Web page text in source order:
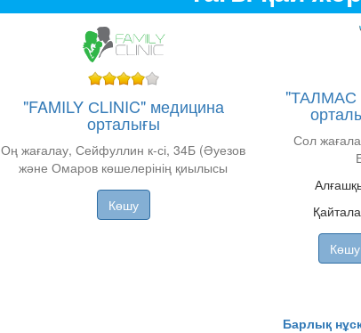
"FAMILY СLINIC" медицина
орталығы
Оң жағалау, Сейфуллин к-сі, 34Б (Әуезов
және Омаров көшелерінің қиылысы
Көшу
"ТАЛМАС
Сол
Көшу
Барлық